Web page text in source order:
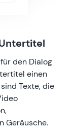
den Dialog
einen
Texte, die
Geräusche.